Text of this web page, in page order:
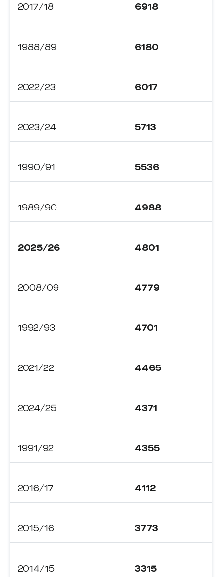
2017/18 6918
1988/89 6180
2022/23 6017
2023/24 5713
1990/91 5536
1989/90 4988
2025/26 4801
2008/09 4779
1992/93 4701
2021/22 4465
2024/25 4371
1991/92 4355
2016/17 4112
2015/16 3773
2014/15 3315